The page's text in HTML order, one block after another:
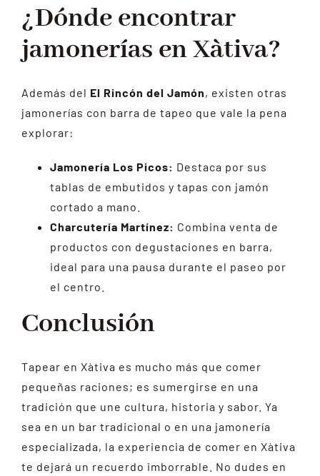
¿Dónde encontrar
jamonerías en Xàtiva?
Además del El Rincón del Jamón, existen otras
jamonerías con barra de tapeo que vale la pena
explorar:
Jamonería Los Picos: Destaca por sus
tablas de embutidos y tapas con jamón
cortado a mano.
Charcutería Martínez: Combina venta de
productos con degustaciones en barra,
ideal para una pausa durante el paseo por
el centro.
Conclusión
Tapear en Xàtiva es mucho más que comer
pequeñas raciones; es sumergirse en una
tradición que une cultura, historia y sabor. Ya
sea en un bar tradicional o en una jamonería
especializada, la experiencia de comer en Xàtiva
te dejará un recuerdo imborrable. No dudes en